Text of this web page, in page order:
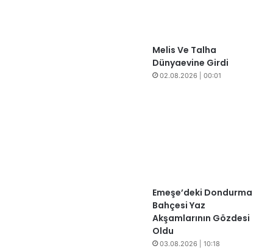
Melis Ve Talha
Dünyaevine Girdi
02.08.2026 | 00:01
​​Emeşe’deki Dondurma
Bahçesi Yaz
Akşamlarının Gözdesi
Oldu
03.08.2026 | 10:18